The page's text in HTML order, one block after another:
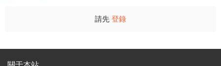
請先 登錄